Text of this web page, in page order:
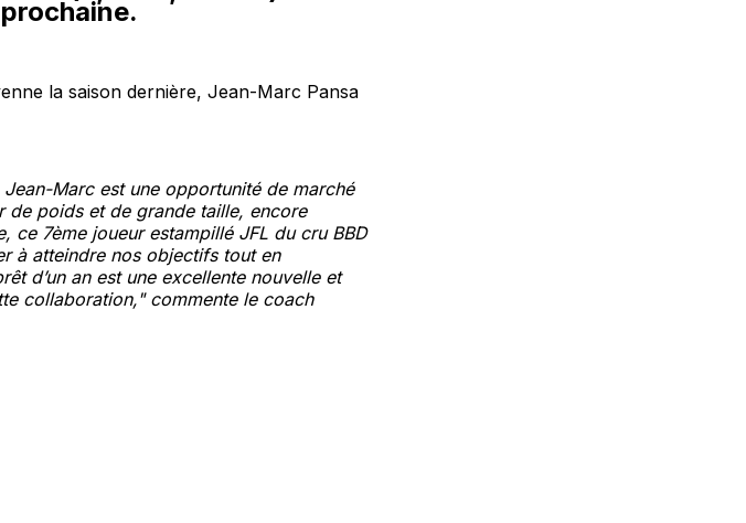
la saison dernière, Jean-Marc Pansa
Marc est une opportunité de marché
de poids et de grande taille, encore
ce 7ème joueur estampillé JFL du cru BBD
à atteindre nos objectifs tout en
d’un an est une excellente nouvelle et
collaboration," commente le coach